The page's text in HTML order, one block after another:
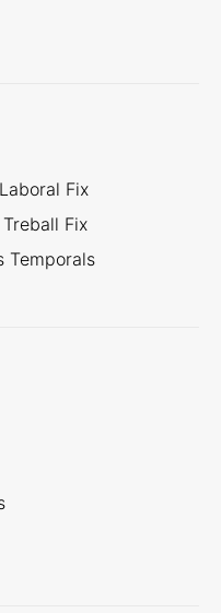
Fix
Fix
Temporals